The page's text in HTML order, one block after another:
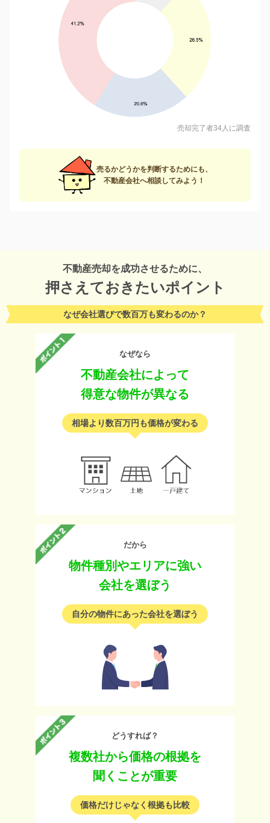
売却完了者34人に調査
売るかどうかを判断するためにも、
不動産会社へ相談してみよう！
不動産売却を成功させるために、
押さえておきたいポイント
なぜ会社選びで数百万も変わるのか？
なぜなら
不動産会社によって
得意な物件が異なる
相場より数百万円も価格が変わる
だから
物件種別やエリアに強い
会社を選ぼう
自分の物件にあった会社を選ぼう
どうすれば？
複数社から価格の根拠を
聞くことが重要
価格だけじゃなく根拠も比較